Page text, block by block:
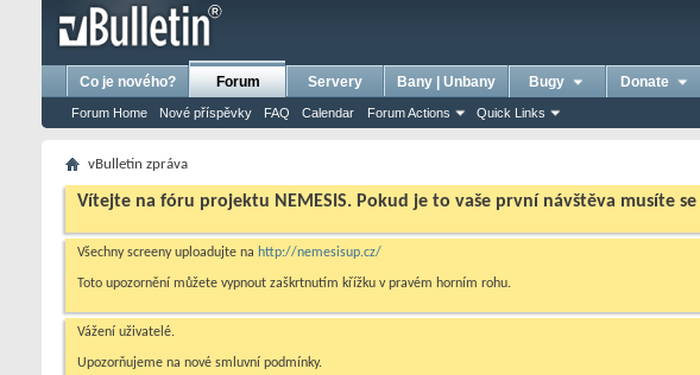
Co je nového? Forum
Forum Home Nové příspěvky FAQ Calendar Forum Actions Quick Links
Servery Bany | Unbany Bugy Donate
vBulletin zpráva
Vítejte na fóru projektu NEMESIS. Pokud je to vaše první návštěva musíte se
Všechny screeny uploadujte na http://nemesisup.cz/
Toto upozornění můžete vypnout zaškrtnutím křížku v pravém horním rohu.
Vážení uživatelé.
Upozorňujeme na nové smluvní podmínky.